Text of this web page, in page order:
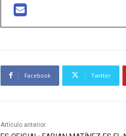
Facebook Twitter
Artículo anterior